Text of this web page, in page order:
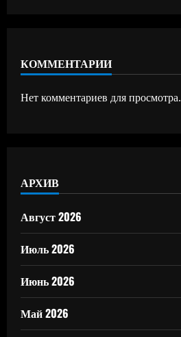
КОММЕНТАРИИ
Нет комментариев для просмотра.
АРХИВ
Август 2026
Июль 2026
Июнь 2026
Май 2026